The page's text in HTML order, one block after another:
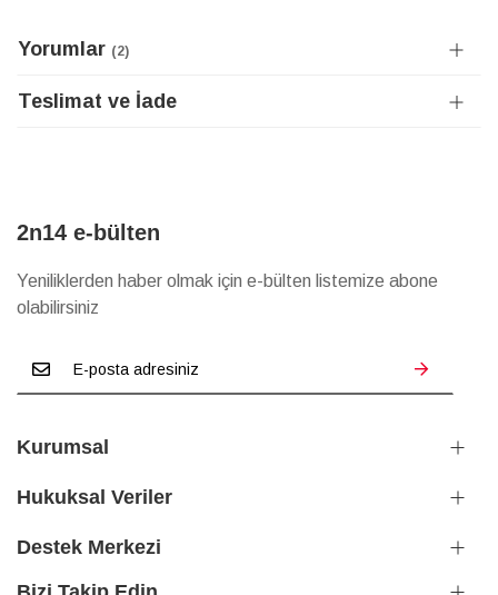
Yorumlar 2
Teslimat ve İade
2n14 e-bülten
Yeniliklerden haber olmak için e-bülten listemize abone
olabilirsiniz
Kurumsal
Hukuksal Veriler
Destek Merkezi